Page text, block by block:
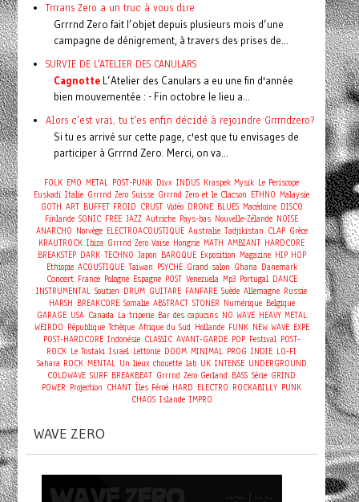
Trrrans Zero a un truc à vous dire
Grrrnd Zero fait l’objet depuis plusieurs mois d’une
campagne de dénigrement, à travers des prises de...
SURVIE DE L'ATELIER DES CANULARS
CagnotteL’Atelier des Canulars a eu une fin d'année
bien mouvementée : - Fin octobre le lieu a...
Alors c'est vrai, tu t'es enfin décidé à rejoindre Grrrndzero?
Si tu es arrivé sur cette page, c'est que tu envisages de
participer à Grrrnd Zero. Merci, on va...
FOLK EMO METAL POST-PUNK Divx INDUS Kraspek Mysik Le Periscope
Euskadi Italie Grrrnd Zero Suisse Grrrnd Zero et le Clacson ETHNO Malaysie
GOTH ART BUFFET FROID CRUST Vidéo DRONE BLUES Macédoine DISCO
Finlande SONIC FREE JAZZ Autriche Pays-bas Nouvelle-Zélande NOISE
ANARCHO Norvège ELECTROACOUSTIQUE Australie Tadjikistan CLAP Grèce
KRAUTROCK Ibiza Grrrnd Zero Vaise Hongrie MATH AMBIANT HARDCORE
BREAKSTEP DARK TECHNO Japon BAROQUE Exposition Magazine HIP HOP
Ethiopie ACOUSTIQUE Taiwan PSYCHE Grand salon Ghana Danemark
Concert France Pologne Espagne POST Venezuela Mp3 Portugal DANCE
INSTRUMENTAL Soutien DRUM GUITARE FANFARE Suède Allemagne Russie
HARSH BREAKCORE Somalie ABSTRACT STONER Numérique Belgique
GARAGE USA Canada La triperie Bar des capucins NO WAVE HEAVY METAL
WEIRDO République Tchèque Afrique du Sud Hollande FUNK NEW WAVE EXPE
POST-HARDCORE Indonésie CLASSIC AVANT-GARDE POP Festival POST-
ROCK Le Tostaki Israel Lettonie DOOM MINIMAL PROG INDIE LO-FI
Sahara ROCK MENTAL Un lieux chouette lab UK INTENSE UNDERGROUND
COLDWAVE SURF BREAKBEAT Grrrnd Zero Gerland BASS Série GRIND
POWER Projection CHANT Îles Féroé HARD ELECTRO ROCKABILLY PUNK
CHAOS Islande IMPRO
WAVE ZERO